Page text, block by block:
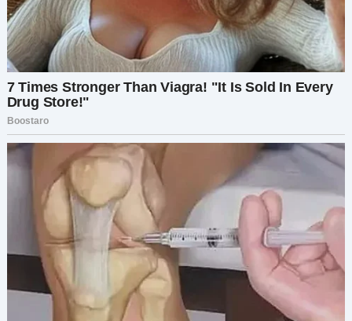
Мы закупили экологичные “глиттер-бомбы”,
кучу пластиковых фламинго и шумные
ветровые колокольчики. Я уже представлял
себе лицо Якова.
Ночью мы с ребятами принялись за дело.
Украсили его двор блестками, расставили
фламинго повсюду и развесили колокольчики.
Когда закончили, его участок выглядел как
праздничная катастрофа.
На следующее утро я сидел на веранде и едва
сдерживал смех. Яков вышел — сначала в
замешательстве, потом в ярости. Я подошёл,
сделал невинное лицо и сказал: